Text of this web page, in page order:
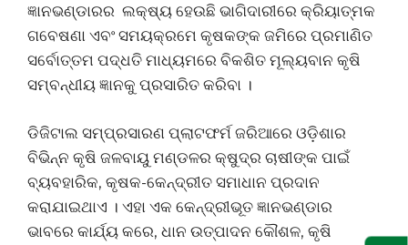
ଜ୍ଞାନଭଣ୍ଡାରର ଲକ୍ଷ୍ୟ ହେଉଛି ଭାଗିଦାରୀରେ କ୍ରିୟାତ୍ମକ
ଗବେଷଣା ଏବଂ ସମୟକ୍ରମେ କୃଷକଙ୍କ ଜମିରେ ପ୍ରମାଣିତ
ସର୍ବୋତ୍ତମ ପଦ୍ଧତି ମାଧ୍ୟମରେ ବିକଶିତ ମୂଲ୍ୟବାନ କୃଷି
ସମ୍ବନ୍ଧୀୟ ଜ୍ଞାନକୁ ପ୍ରସାରିତ କରିବା ।
ଡିଜିଟାଲ ସମ୍ପ୍ରସାରଣ ପ୍ଲାଟଫର୍ମ ଜରିଆରେ ଓଡ଼ିଶାର
ବିଭିନ୍ନ କୃଷି ଜଳବାୟୁ ମଣ୍ଡଳର କ୍ଷୁଦ୍ର ଚାଷୀଙ୍କ ପାଇଁ
ବ୍ୟବହାରିକ, କୃଷକ-କେନ୍ଦ୍ରୀତ ସମାଧାନ ପ୍ରଦାନ
କରାଯାଇଥାଏ । ଏହା ଏକ କେନ୍ଦ୍ରୀଭୂତ ଜ୍ଞାନଭଣ୍ଡାର
ଭାବରେ କାର୍ଯ୍ୟ କରେ, ଧାନ ଉତ୍ପାଦନ କୌଶଳ, କୃଷି